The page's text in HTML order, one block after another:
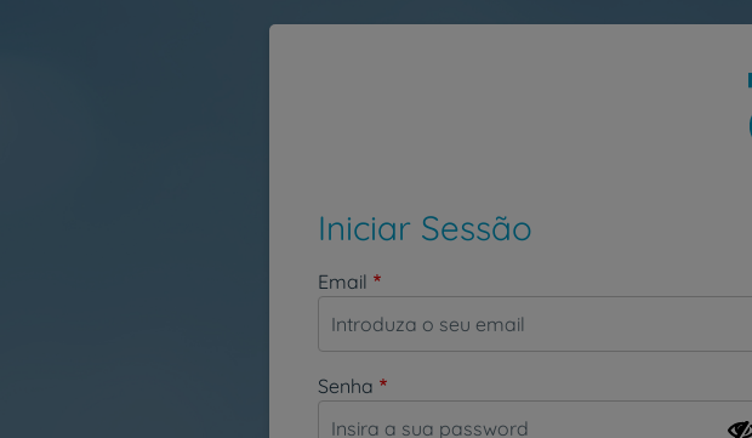
Iniciar Sessão
Email
Senha